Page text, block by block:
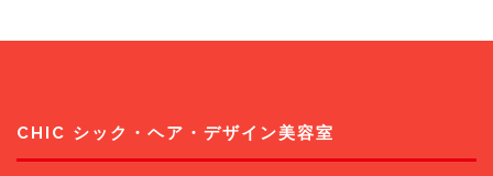
CHIC シック・ヘア・デザイン美容室